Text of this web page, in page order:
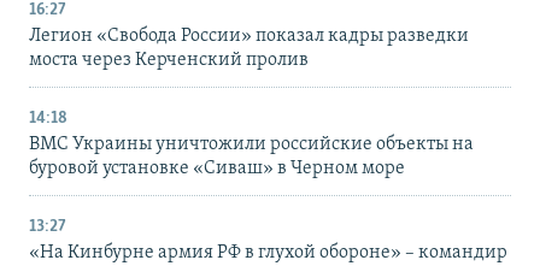
16:27
Легион «Свобода России» показал кадры разведки
моста через Керченский пролив
14:18
ВМС Украины уничтожили российские объекты на
буровой установке «Сиваш» в Черном море
13:27
«На Кинбурне армия РФ в глухой обороне» – командир